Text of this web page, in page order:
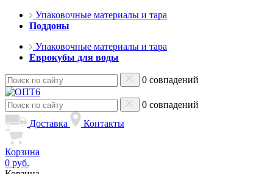
Упаковочные материалы и тара
Поддоны
Упаковочные материалы и тара
Еврокубы для воды
0 совпадений
0 совпадений
Доставка
Контакты
Корзина
0 руб.